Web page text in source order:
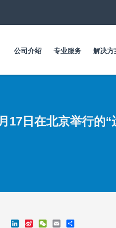
到
要
内
公司介绍 专业服务 解决方
17日在北京举行的
W